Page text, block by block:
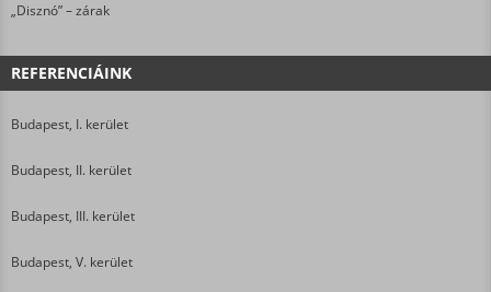
„Disznó” – zárak
REFERENCIÁINK
Budapest, I. kerület
Budapest, II. kerület
Budapest, III. kerület
Budapest, V. kerület